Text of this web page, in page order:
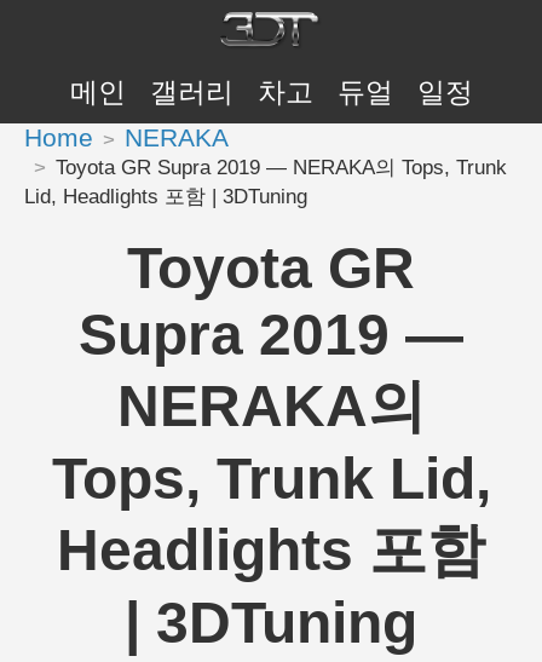
메인 갤러리 차고 듀얼 일정
Home NERAKA
Toyota GR Supra 2019 — NERAKA의 Tops, Trunk
Lid, Headlights 포함 | 3DTuning
Toyota GR
Supra 2019 —
NERAKA의
Tops, Trunk Lid,
Headlights 포함
| 3DTuning